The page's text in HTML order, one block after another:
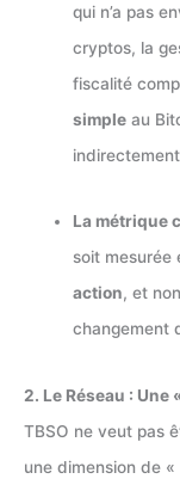
qui n’a pas
cryptos, la
fiscalité
simple au
La métrique
soit mesurée
action, et
changement
2. Le Réseau : Une
TBSO ne veut pas
une dimension de «